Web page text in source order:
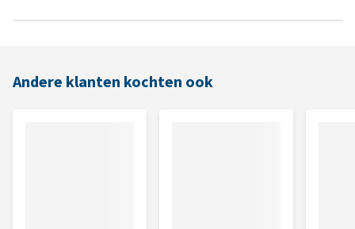
Andere klanten kochten ook